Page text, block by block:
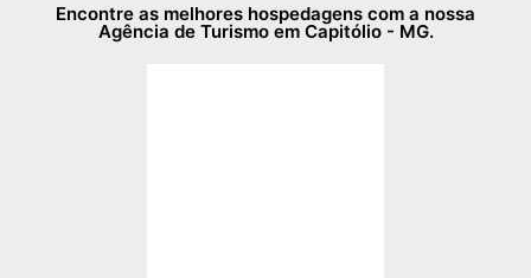
Encontre as melhores hospedagens com a nossa
Agência de Turismo em Capitólio - MG.